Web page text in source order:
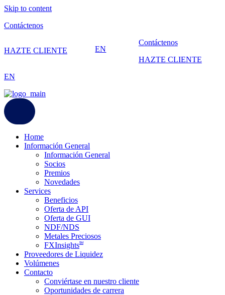
Skip to content
Contáctenos
HAZTE CLIENTE EN
Contáctenos
HAZTE CLIENTE
EN
Home
Información General
Información General
Socios
Premios
Novedades
Services
Beneficios
Oferta de API
Oferta de GUI
NDF/NDS
Metales Preciosos
FXInsightsSM
Proveedores de Liquidez
Volúmenes
Contacto
Conviértase en nuestro cliente
Oportunidades de carrera